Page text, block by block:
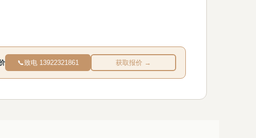
📞致电 13922321861 获取报价 →